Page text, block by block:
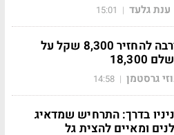
ענת גלעד |
15:01
כללית סירבה להחזיר 8,300 שקל על
גרסטמן |
14:58
בדרך: התרחיש שמדאיג
ומאיים להצית גל